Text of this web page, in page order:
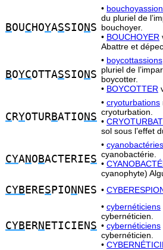
BOUC HOYASSIO N S
•
du pluriel de
bouchoyer.
• BOUCHOYER
Abattre et
BOYCOTTASSIO N S
• boycottassions
pluriel de
boycotter.
• BOYCOTTER
C RYOTURBATIO NS
• cryoturbations
cryoturbation.
•
sol sous l’effet
CYAN O BACTERIES
• cyanobactéries
cyanobactérie.
•
cyanophyte)
CYB ERES PIO N NES •
CYB ERN ETICIEN S
• cybernéticiens
cybernéticien.
• cybernéticiens
cybernéticien.
•